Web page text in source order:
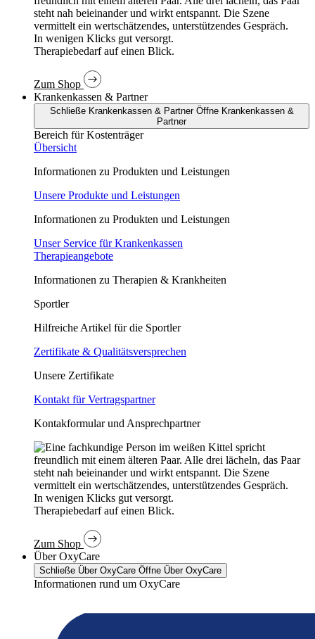
In wenigen Klicks gut versorgt.
Therapiebedarf auf einen Blick.
Zum Shop
Krankenkassen & Partner
Schließe Krankenkassen & Partner Öffne Krankenkassen &
Partner
Bereich für Kostenträger
Übersicht
Informationen zu Produkten und Leistungen
Unsere Produkte und Leistungen
Informationen zu Produkten und Leistungen
Unser Service für Krankenkassen
Therapieangebote
Informationen zu Therapien & Krankheiten
Sportler
Hilfreiche Artikel für die Sportler
Zertifikate & Qualitätsversprechen
Unsere Zertifikate
Kontakt für Vertragspartner
Kontakformular und Ansprechpartner
In wenigen Klicks gut versorgt.
Therapiebedarf auf einen Blick.
Zum Shop
Über OxyCare
Schließe Über OxyCare Öffne Über OxyCare
Informationen rund um OxyCare